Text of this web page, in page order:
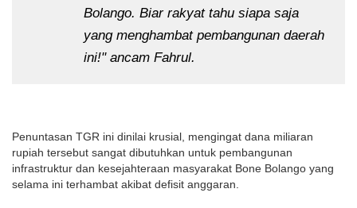
Bolango. Biar rakyat tahu siapa saja
yang menghambat pembangunan daerah
ini!" ancam Fahrul.
Penuntasan TGR ini dinilai krusial, mengingat dana miliaran
rupiah tersebut sangat dibutuhkan untuk pembangunan
infrastruktur dan kesejahteraan masyarakat Bone Bolango yang
selama ini terhambat akibat defisit anggaran.